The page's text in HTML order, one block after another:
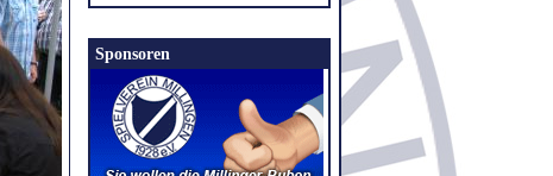
Sponsoren